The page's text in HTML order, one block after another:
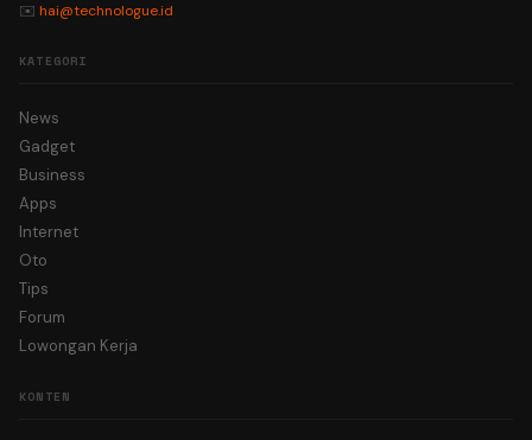
✉️ hai@technologue.id
KATEGORI
News
Gadget
Business
Apps
Internet
Oto
Tips
Forum
Lowongan Kerja
KONTEN